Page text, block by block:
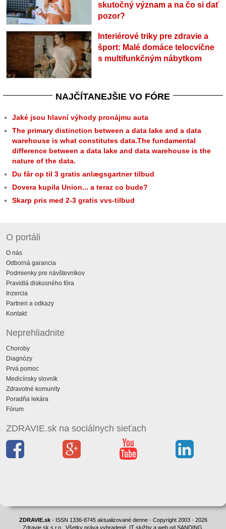
skutočný význam a na čo si dať
pozor?
Interiérové triky pre zdravie a
šport: Malé domáce telocvične
s multifunkčným nábytkom
NAJČÍTANEJŠIE VO FÓRE
Jaké jsou hlavní výhody pronájmu auta
The primary distinction between a data lake and a data
warehouse is what constitutes data.The fundamental
difference between a data lake and data warehouse is the
nature of the data.
Du får op til 3 gratis anlægsgartner tilbud
Dovera kupila Union... a teraz co bude?
Skarp pris med 2-3 gratis vvs-tilbud
O portáli
O nás
Odborná garancia
Podmienky pre návštevníkov
Pravidlá diskusného fóra
Inzercia
Partneri a odkazy
Kontakt
Neprehliadnite
Choroby
Diagnózy
Prvá pomoc
Medicínsky slovník
Zdravotné komunity
Poradňa lekára
Fórum
ZDRAVIE.sk na sociálnych sieťach
ZDRAVIE.sk- ISSN 1336-8745 aktualizované denne - Copyright 2003 - 2026
Zdravie.sk s.r.o., Všetky práva vyhradené. IT služby a web od SANDING.